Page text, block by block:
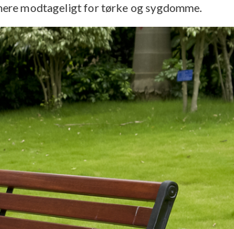
modtageligt for tørke og sygdomme.